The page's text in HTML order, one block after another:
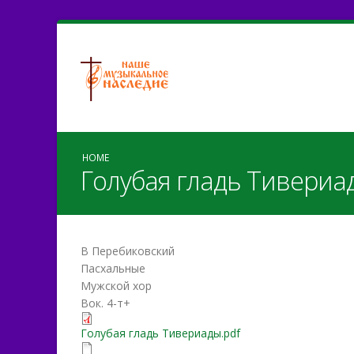
HOME
Голубая гладь
В Перебиковский
Пасхальные
Мужской хор
Вок. 4-т+
Голубая гладь
Голубая гладь Тивериады.pdf